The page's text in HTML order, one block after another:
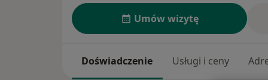
Umów wizytę
Doświadczenie Usługi i ceny